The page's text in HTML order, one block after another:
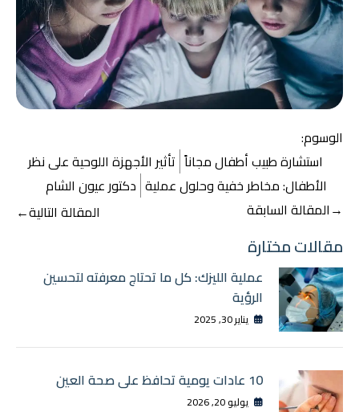
الوسوم:
استشارة طبيب أطفال مجاناً تأثير الأجهزة اللوحية على نظر
الأطفال: مخاطر خفية وحلول عملية دكتور عيون الشام
تصفّح
المقالات
→المقالة السابقة المقالة التالية←
مقالات مختارة
عملية الليزك: كل ما تحتاج معرفته لتحسين
الرؤية
يناير 30, 2025
10 عادات يومية تحافظ على صحة العين
يوليو 20, 2026